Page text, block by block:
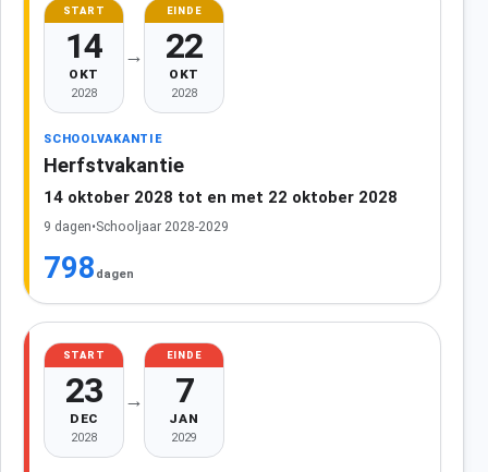
START
14
OKT
2028
→
EINDE
22
OKT
2028
SCHOOLVAKANTIE
Herfstvakantie
14 oktober 2028 tot en met 22 oktober 2028
9 dagen•Schooljaar 2028-2029
798 dagen
START
23
DEC
2028
→
EINDE
7
JAN
2029